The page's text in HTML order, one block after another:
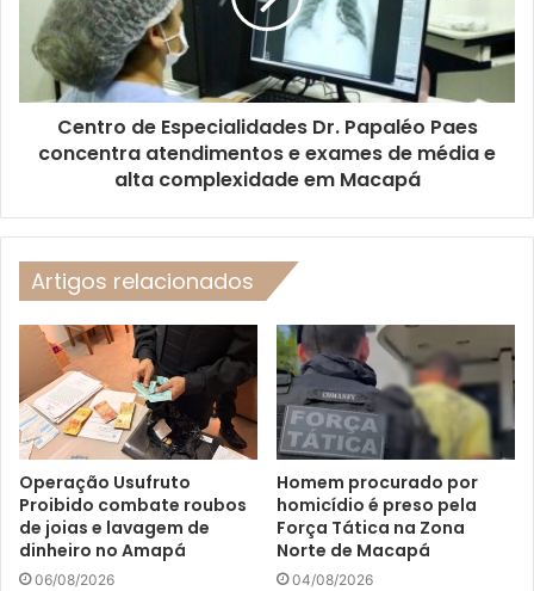
Centro de Especialidades Dr. Papaléo Paes
concentra atendimentos e exames de média e
alta complexidade em Macapá
Artigos relacionados
Operação Usufruto
Proibido combate roubos
de joias e lavagem de
dinheiro no Amapá
06/08/2026
Homem procurado por
homicídio é preso pela
Força Tática na Zona
Norte de Macapá
04/08/2026